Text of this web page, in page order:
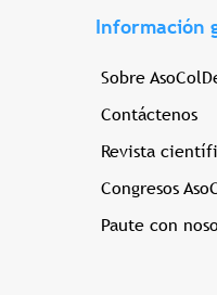
Información
Sobre
Contáctenos
Revista
Congresos
Paute con